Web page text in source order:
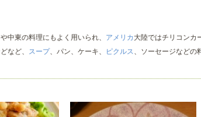
中東の料理にもよく用いられ、 アメリカ大陸ではチリコンカ
など、 スープ、パン、ケーキ、 ピクルス、ソーセージなどの